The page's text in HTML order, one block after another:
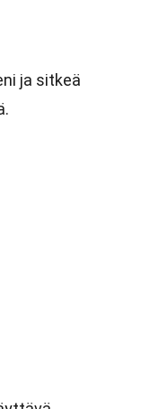
ja sitkeä